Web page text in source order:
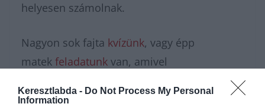
Keresztlabda - Do Not Process My Personal
Information
helyesen számolnak.
Nagyon sok fajta kvízünk, vagy épp
matek feladatunk van, amivel
karbantarthatod az agytekervényeidet, csak
nézz körül nálunk és további érdekes napi